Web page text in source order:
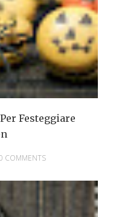
Festeggiare
COMMENTS